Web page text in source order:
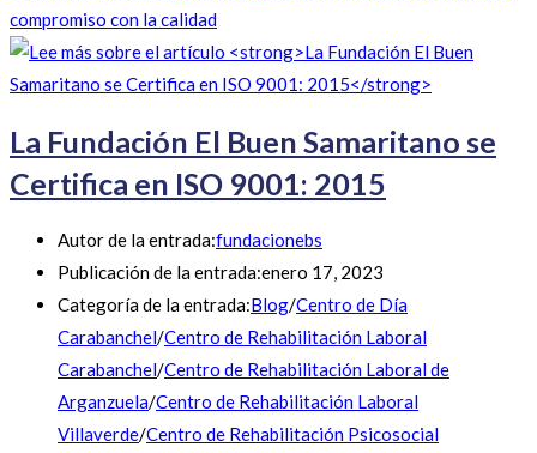
compromiso con la calidad
La Fundación El Buen Samaritano se
Certifica en ISO 9001: 2015
Autor de la entrada:fundacionebs
Publicación de la entrada:enero 17, 2023
Categoría de la entrada:Blog/Centro de Día
Carabanchel/Centro de Rehabilitación Laboral
Carabanchel/Centro de Rehabilitación Laboral de
Arganzuela/Centro de Rehabilitación Laboral
Villaverde/Centro de Rehabilitación Psicosocial